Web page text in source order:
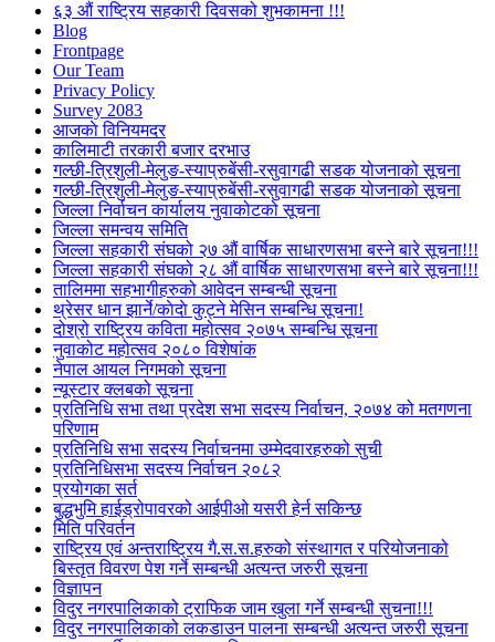
६३ औं राष्ट्रिय सहकारी दिवसको शुभकामना !!!
Blog
Frontpage
Our Team
Privacy Policy
Survey 2083
आजकाे विनियमदर
कालिमाटी तरकारी बजार दरभाउ
गल्छी-त्रिशुली-मेलुङ-स्याप्रुबेंसी-रसुवागढी सडक योजनाको सूचना
गल्छी-त्रिशुली-मेलुङ-स्याप्रुबेंसी-रसुवागढी सडक योजनाको सूचना
जिल्ला निर्वाचन कार्यालय नुवाकोटको सूचना
जिल्ला समन्वय समिति
जिल्ला सहकारी संघको २७ औं वार्षिक साधारणसभा बस्ने बारे सूचना!!!
जिल्ला सहकारी संघको २८ औं वार्षिक साधारणसभा बस्ने बारे सूचना!!!
तालिममा सहभागीहरुको आवेदन सम्बन्धी सूचना
थ्रेसर धान झार्ने/काेदाे कुट्ने मेसिन सम्बन्धि सूचना!
दोश्रो राष्ट्रिय कविता महोत्सव २०७५ सम्बन्धि सूचना
नुवाकोट महोत्सव २०८० विशेषांक
नेपाल आयल निगमको सूचना
न्यूस्टार क्लबको सूचना
प्रतिनिधि सभा तथा प्रदेश सभा सदस्य निर्वाचन, २०७४ को मतगणना
परिणाम
प्रतिनिधि सभा सदस्य निर्वाचनमा उम्मेदवारहरुको सुची
प्रतिनिधिसभा सदस्य निर्वाचन २०८२
प्रयोगका सर्त
बुद्धभुमि हाईड्रोपावरको आईपीओ यसरी हेर्न सकिन्छ
मिति परिवर्तन
राष्ट्रिय एवं अन्तराष्ट्रिय गै.स.स.हरुको संस्थागत र परियोजनाको
बिस्तृत विवरण पेश गर्ने सम्बन्धी अत्यन्त जरुरी सूचना
विज्ञापन
विदुर नगरपालिकाको ट्राफिक जाम खुला गर्ने सम्बन्धी सुचना!!!
विदुर नगरपालिकाको लकडाउन पालना सम्बन्धी अत्यन्त जरुरी सूचना